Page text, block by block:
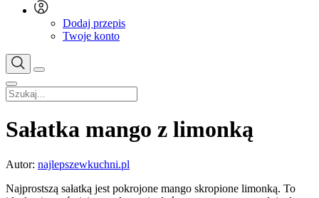
Dodaj przepis
Twoje konto
Sałatka mango z limonką
Autor: najlepszewkuchni.pl
Najprostszą sałatką jest pokrojone mango skropione limonką. To